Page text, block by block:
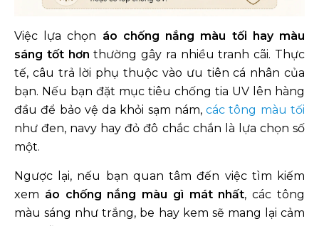
Việc lựa chọn áo chống nắng màu tối hay màu
sáng tốt hơn thường gây ra nhiều tranh cãi. Thực
tế, câu trả lời phụ thuộc vào ưu tiên cá nhân của
bạn. Nếu bạn đặt mục tiêu chống tia UV lên hàng
đầu để bảo vệ da khỏi sạm nám,các tông màu tối
như đen, navy hay đỏ đô chắc chắn là lựa chọn số
một.
Ngược lại, nếu bạn quan tâm đến việc tìm kiếm
xem áo chống nắng màu gì mát nhất, các tông
màu sáng như trắng, be hay kem sẽ mang lại cảm